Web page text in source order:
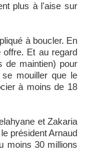
plus à l'aise sur
à boucler. En
Et au regard
de maintien) pour
mouiller que le
à moins de 18
et Zakaria
président Arnaud
moins 30 millions